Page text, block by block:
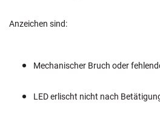
Anzeichen sind:
Mechanischer Bruch oder
LED erlischt nicht nach